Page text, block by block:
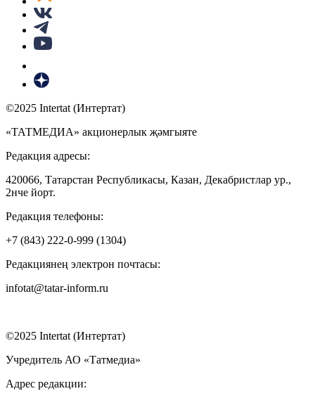
©2025 Intertat (Интертат)
«ТАТМЕДИА» акционерлык җәмгыяте
Редакция адресы:
420066, Татарстан Республикасы, Казан, Декабристлар ур.,
2нче йорт.
Редакция телефоны:
+7 (843) 222-0-999 (1304)
Редакциянең электрон почтасы:
infotat@tatar-inform.ru
©2025 Intertat (Интертат)
Учредитель АО «Татмедиа»
Адрес редакции: